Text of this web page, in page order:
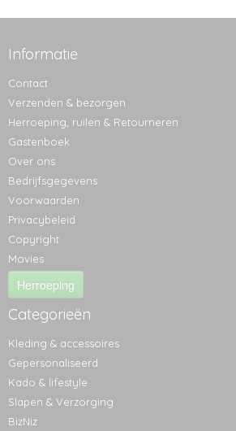
Informatie
Contact
Verzenden & bezorgen
Herroeping, ruilen & Retourneren
Gastenboek
Over ons
Bedrijfsgegevens
Voorwaarden
Privacybeleid
Copyright
Movies
Herroeping
Categorieën
Kleding & accessoires
Gepersonaliseerd
Kado & lifestyle
Slapen & Verzorging
BizNiz